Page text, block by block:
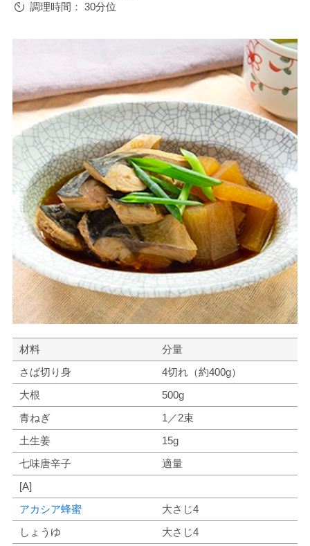
調理時間： 30分位
材料
分量
さば切り身
4切れ（約400g）
大根
500g
青ねぎ
1／2束
土生姜
15g
七味唐辛子
適量
[A]
アカシア蜂蜜
大さじ4
しょうゆ
大さじ4